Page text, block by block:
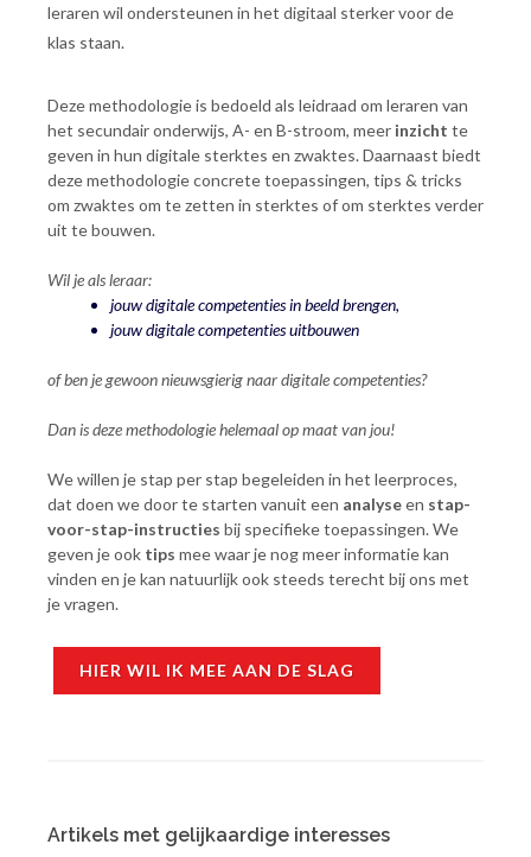
leraren wil ondersteunen in het digitaal sterker voor de
klas staan.
Deze methodologie is bedoeld als leidraad om leraren van
het secundair onderwijs, A- en B-stroom, meer inzicht te
geven in hun digitale sterktes en zwaktes. Daarnaast biedt
deze methodologie concrete toepassingen, tips & tricks
om zwaktes om te zetten in sterktes of om sterktes verder
uit te bouwen.
Wil je als leraar:
jouw digitale competenties in beeld brengen,
jouw digitale competenties uitbouwen
of ben je gewoon nieuwsgierig naar digitale competenties?
Dan is deze methodologie helemaal op maat van jou!
We willen je stap per stap begeleiden in het leerproces,
dat doen we door te starten vanuit een analyseen stap-
voor-stap-instructies bij specifieke toepassingen. We
geven je ook tips mee waar je nog meer informatie kan
vinden en je kan natuurlijk ook steeds terecht bij ons met
je vragen.
HIER WIL IK MEE AAN DE SLAG
Artikels met gelijkaardige interesses